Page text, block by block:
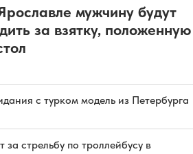
мужчину будут
за взятку, положенную
с турком модель из Петербурга
за стрельбу по троллейбусу в